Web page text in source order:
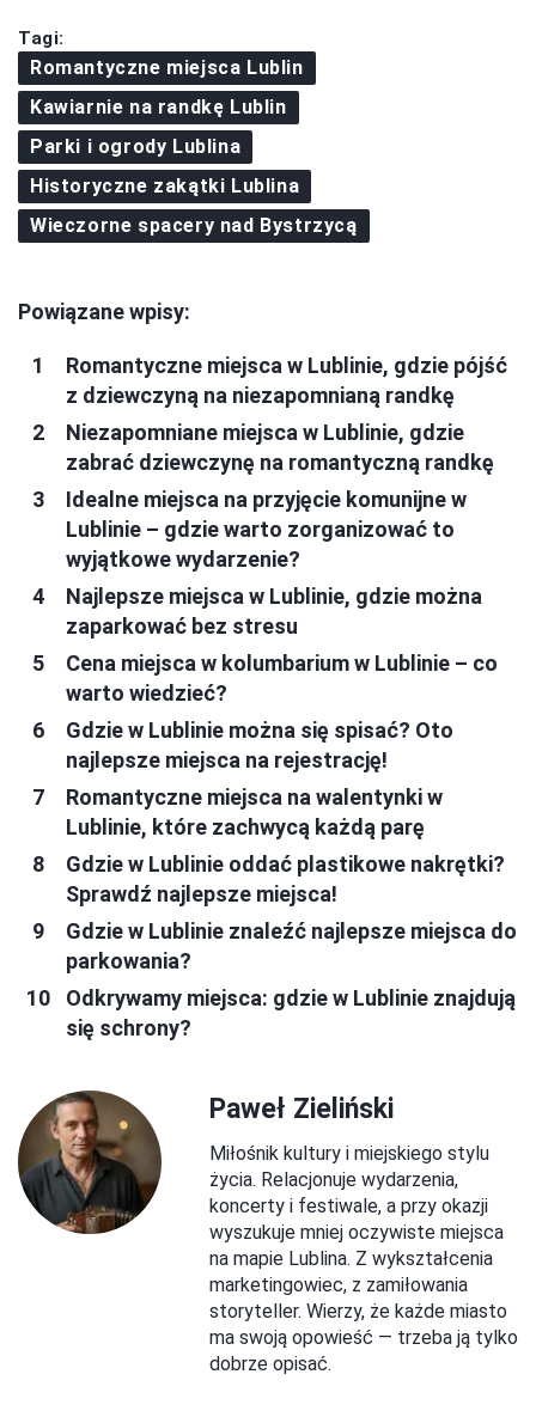
Tagi:
Romantyczne miejsca Lublin
Kawiarnie na randkę Lublin
Parki i ogrody Lublina
Historyczne zakątki Lublina
Wieczorne spacery nad Bystrzycą
Powiązane wpisy:
Romantyczne miejsca w Lublinie, gdzie pójść
z dziewczyną na niezapomnianą randkę
Niezapomniane miejsca w Lublinie, gdzie
zabrać dziewczynę na romantyczną randkę
Idealne miejsca na przyjęcie komunijne w
Lublinie – gdzie warto zorganizować to
wyjątkowe wydarzenie?
Najlepsze miejsca w Lublinie, gdzie można
zaparkować bez stresu
Cena miejsca w kolumbarium w Lublinie – co
warto wiedzieć?
Gdzie w Lublinie można się spisać? Oto
najlepsze miejsca na rejestrację!
Romantyczne miejsca na walentynki w
Lublinie, które zachwycą każdą parę
Gdzie w Lublinie oddać plastikowe nakrętki?
Sprawdź najlepsze miejsca!
Gdzie w Lublinie znaleźć najlepsze miejsca do
parkowania?
Odkrywamy miejsca: gdzie w Lublinie znajdują
się schrony?
Paweł Zieliński
Miłośnik kultury i miejskiego stylu
życia. Relacjonuje wydarzenia,
koncerty i festiwale, a przy okazji
wyszukuje mniej oczywiste miejsca
na mapie Lublina. Z wykształcenia
marketingowiec, z zamiłowania
storyteller. Wierzy, że każde miasto
ma swoją opowieść — trzeba ją tylko
dobrze opisać.